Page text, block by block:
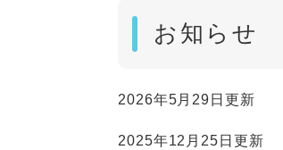
お知らせ
2026年5月29日更新
2025年12月25日更新